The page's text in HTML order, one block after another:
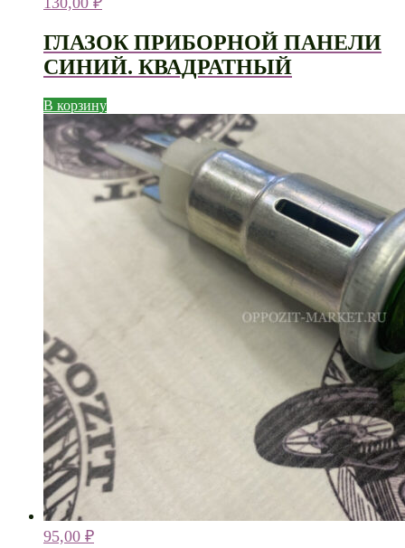
ГЛАЗОК ПРИБОРНОЙ ПАНЕЛИ
СИНИЙ. КВАДРАТНЫЙ
В корзину
95,00 ₽